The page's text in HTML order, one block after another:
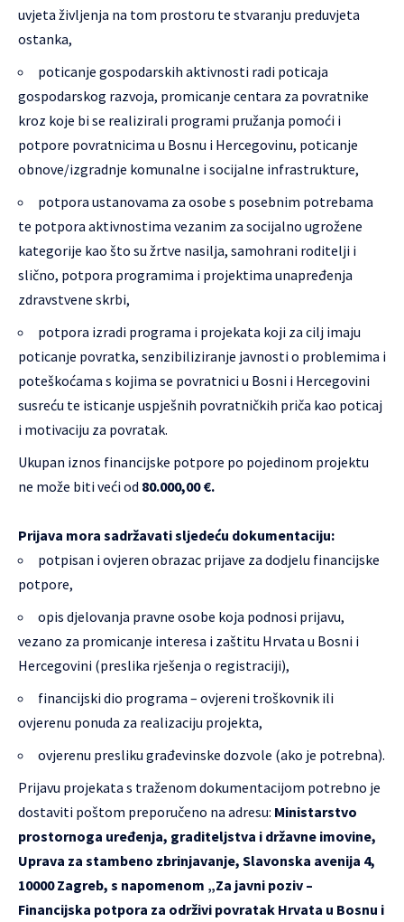
uvjeta življenja na tom prostoru te stvaranju preduvjeta
ostanka,
poticanje gospodarskih aktivnosti radi poticaja
gospodarskog razvoja, promicanje centara za povratnike
kroz koje bi se realizirali programi pružanja pomoći i
potpore povratnicima u Bosnu i Hercegovinu, poticanje
obnove/izgradnje komunalne i socijalne infrastrukture,
potpora ustanovama za osobe s posebnim potrebama
te potpora aktivnostima vezanim za socijalno ugrožene
kategorije kao što su žrtve nasilja, samohrani roditelji i
slično, potpora programima i projektima unapređenja
zdravstvene skrbi,
potpora izradi programa i projekata koji za cilj imaju
poticanje povratka, senzibiliziranje javnosti o problemima i
poteškoćama s kojima se povratnici u Bosni i Hercegovini
susreću te isticanje uspješnih povratničkih priča kao poticaj
i motivaciju za povratak.
Ukupan iznos financijske potpore po pojedinom projektu
ne može biti veći od 80.000,00 €.
Prijava mora sadržavati sljedeću dokumentaciju:
potpisan i ovjeren obrazac prijave za dodjelu financijske
potpore,
opis djelovanja pravne osobe koja podnosi prijavu,
vezano za promicanje interesa i zaštitu Hrvata u Bosni i
Hercegovini (preslika rješenja o registraciji),
financijski dio programa – ovjereni troškovnik ili
ovjerenu ponuda za realizaciju projekta,
ovjerenu presliku građevinske dozvole (ako je potrebna).
Prijavu projekata s traženom dokumentacijom potrebno je
dostaviti poštom preporučeno na adresu: Ministarstvo
prostornoga uređenja, graditeljstva i državne imovine,
Uprava za stambeno zbrinjavanje, Slavonska avenija 4,
10000 Zagreb, s napomenom „Za javni poziv –
Financijska potpora za održivi povratak Hrvata u Bosnu i